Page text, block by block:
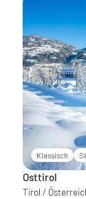
Klassisch
Osttirol
Tirol /